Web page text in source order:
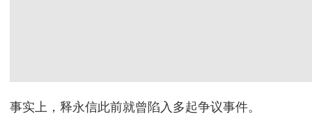
事实上，释永信此前就曾陷入多起争议事件。